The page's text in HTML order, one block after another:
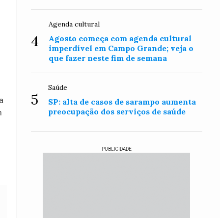
4
Agenda cultural
Agosto começa com agenda cultural
imperdível em Campo Grande; veja o
que fazer neste fim de semana
5
Saúde
SP: alta de casos de sarampo aumenta
preocupação dos serviços de saúde
PUBLICIDADE